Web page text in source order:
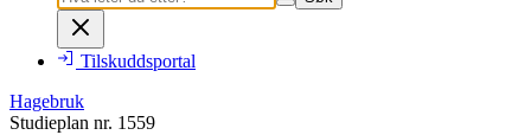
Tilskuddsportal
Hagebruk
Studieplan nr. 1559